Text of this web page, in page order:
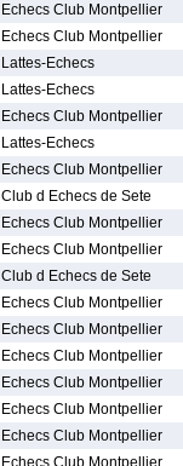
Echecs Club Montpellier
Echecs Club Montpellier
Lattes-Echecs
Lattes-Echecs
Echecs Club Montpellier
Lattes-Echecs
Echecs Club Montpellier
Club d Echecs de Sete
Echecs Club Montpellier
Echecs Club Montpellier
Club d Echecs de Sete
Echecs Club Montpellier
Echecs Club Montpellier
Echecs Club Montpellier
Echecs Club Montpellier
Echecs Club Montpellier
Echecs Club Montpellier
Echecs Club Montpellier